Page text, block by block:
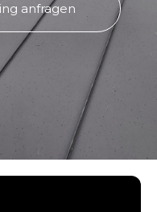
anfragen